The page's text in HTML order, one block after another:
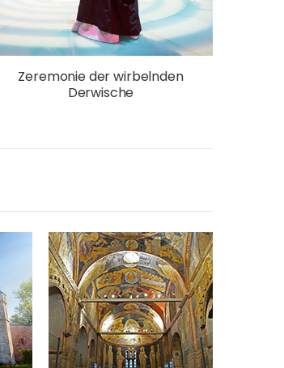
Zeremonie der wirbelnden
Derwische